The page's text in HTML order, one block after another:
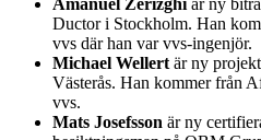
Amanuel Zerizghi är ny
Ductor i Stockholm. Han
vvs där han var vvs-ingenjör.
Michael Wellert är ny
Västerås. Han kommer från
vvs.
Mats Josefsson är ny